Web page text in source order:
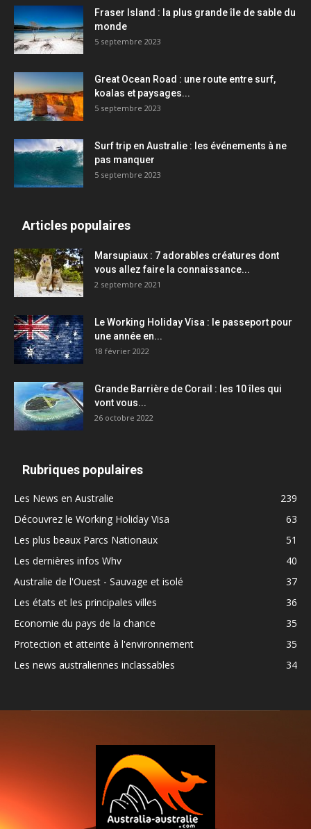
Fraser Island : la plus grande île de sable du
monde
5 septembre 2023
Great Ocean Road : une route entre surf,
koalas et paysages...
5 septembre 2023
Surf trip en Australie : les événements à ne
pas manquer
5 septembre 2023
Articles populaires
Marsupiaux : 7 adorables créatures dont
vous allez faire la connaissance...
2 septembre 2021
Le Working Holiday Visa : le passeport pour
une année en...
18 février 2022
Grande Barrière de Corail : les 10 îles qui
vont vous...
26 octobre 2022
Rubriques populaires
Les News en Australie
239
Découvrez le Working Holiday Visa
63
Les plus beaux Parcs Nationaux
51
Les dernières infos Whv
40
Australie de l'Ouest - Sauvage et isolé
37
Les états et les principales villes
36
Economie du pays de la chance
35
Protection et atteinte à l'environnement
35
Les news australiennes inclassables
34